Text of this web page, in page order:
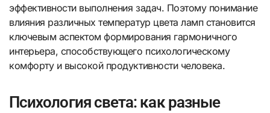
эффективности выполнения задач. Поэтому понимание
влияния различных температур цвета ламп становится
ключевым аспектом формирования гармоничного
интерьера, способствующего психологическому
комфорту и высокой продуктивности человека.
Психология света: как разные